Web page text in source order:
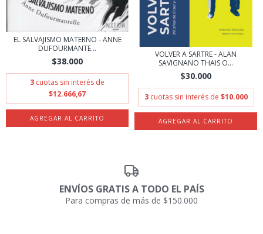
EL SALVAJISMO MATERNO - ANNE
DUFOURMANTE...
$38.000
3 cuotas sin interés de
$12.666,67
VOLVER A SARTRE - ALAN
SAVIGNANO THAIS O...
$30.000
3 cuotas sin interés de $10.000
ENVÍOS GRATIS A TODO EL PAÍS
Para compras de más de $150.000